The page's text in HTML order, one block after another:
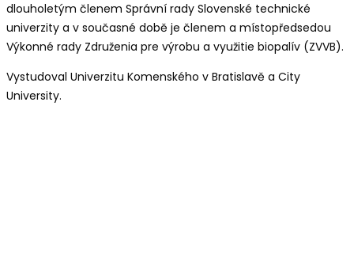
dlouholetým členem Správní rady Slovenské technické
univerzity a v současné době je členem a místopředsedou
Výkonné rady Združenia pre výrobu a využitie biopalív (ZVVB).
Vystudoval Univerzitu Komenského v Bratislavě a City
University.